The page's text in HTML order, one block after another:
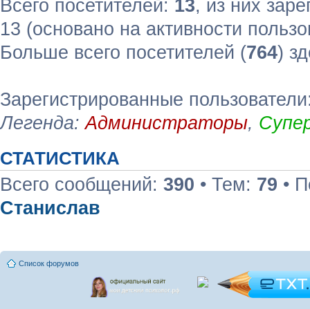
Всего посетителей: 13, из них
13 (основано на активности
Больше всего посетителей (764)
Зарегистрированные
Легенда:Администраторы,
СТАТИСТИКА
Всего сообщений: 390 • Тем: 79 •
Станислав
Список форумов